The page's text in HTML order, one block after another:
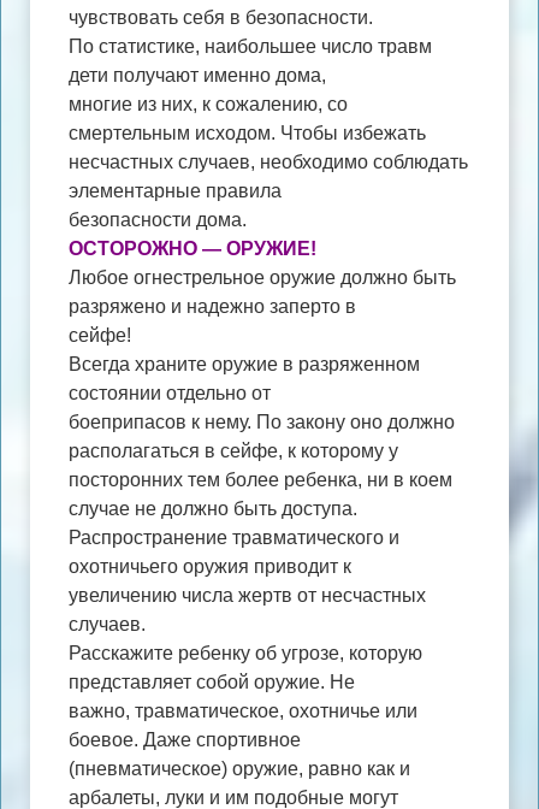
чувствовать себя в безопасности.
По статистике, наибольшее число травм
дети получают именно дома,
многие из них, к сожалению, со
смертельным исходом. Чтобы избежать
несчастных случаев, необходимо соблюдать
элементарные правила
безопасности дома.
ОСТОРОЖНО — ОРУЖИЕ!
Любое огнестрельное оружие должно быть
разряжено и надежно заперто в
сейфе!
Всегда храните оружие в разряженном
состоянии отдельно от
боеприпасов к нему. По закону оно должно
располагаться в сейфе, к которому у
посторонних тем более ребенка, ни в коем
случае не должно быть доступа.
Распространение травматического и
охотничьего оружия приводит к
увеличению числа жертв от несчастных
случаев.
Расскажите ребенку об угрозе, которую
представляет собой оружие. Не
важно, травматическое, охотничье или
боевое. Даже спортивное
(пневматическое) оружие, равно как и
арбалеты, луки и им подобные могут